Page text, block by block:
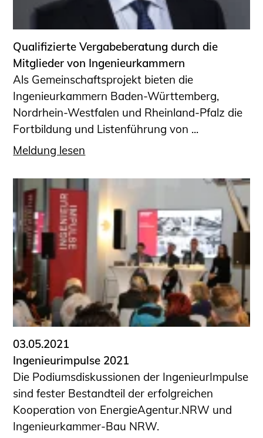
Informationen für Fortbildungsträger
Anträge, Anzeigen, Formulare
Fortbildung/Seminare
Informationen für Ingenieurinnen
und Ingenieure
Recht
Planungswettbewerbe
Publikationen
Stellenbörse
Öffentlich bestellte und vereidigte
Sachverständige
Prüfsachverständige
Qualifizierte Tragwerksplaner/-innen
Bauvorlageberechtigte
Sachkundige für Zustands- und
Funktionsprüfung privater
Abwasserleitungen
Vereinbarungen mit
Ingenieurkammern
Büronachfolge
Zusatzqualifikationen
Geschützter Bereich
Informationen für Auftraggeber und
Verbraucher
Qualifizierte Vergabeberatung durch die
Mitglieder von Ingenieurkammern
Als Gemeinschaftsprojekt bieten die
Ingenieurkammern Baden-Württemberg,
Nordrhein-Westfalen und Rheinland-Pfalz die
Fortbildung und Listenführung von ...
Meldung lesen
03.05.2021
Ingenieurimpulse 2021
Die Podiumsdiskussionen der IngenieurImpulse
sind fester Bestandteil der erfolgreichen
Kooperation von EnergieAgentur.NRW und
Ingenieurkammer-Bau NRW.